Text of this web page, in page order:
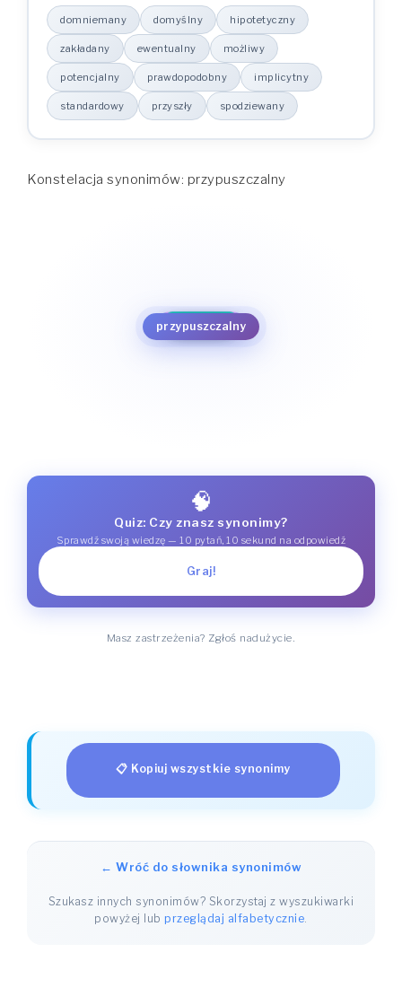
domniemany domyślny hipotetyczny
zakładany ewentualny możliwy
potencjalny prawdopodobny implicytny
standardowy przyszły spodziewany
Konstelacja synonimów: przypuszczalny
przypuszczalny
domniemany
hipotetyczny
ewentualny
możliwy
potencjalny
prawdopodobny
implicytny
standardowy
przyszły
spodziewany
🧠
Quiz: Czy znasz synonimy?
Sprawdź swoją wiedzę — 10 pytań, 10 sekund na odpowiedź
Graj!
Masz zastrzeżenia? Zgłoś nadużycie.
📋 Kopiuj wszystkie synonimy
← Wróć do słownika synonimów
Szukasz innych synonimów? Skorzystaj z wyszukiwarki
powyżej lubprzeglądaj alfabetycznie